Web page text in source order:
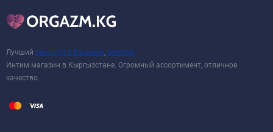
Лучший сексшоп в Бишкеке sexshop
Интим магазин в Кыргызстане. Огромный ассортимент, отличное
качество.